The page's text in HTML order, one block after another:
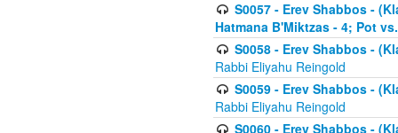
S0057 - Erev Shabbos -
Hatmana B'Miktzas - 4; Pot
S0058 - Erev Shabbos -
Rabbi Eliyahu Reingold
S0059 - Erev Shabbos -
Rabbi Eliyahu Reingold
S0060 - Erev Shabbos -